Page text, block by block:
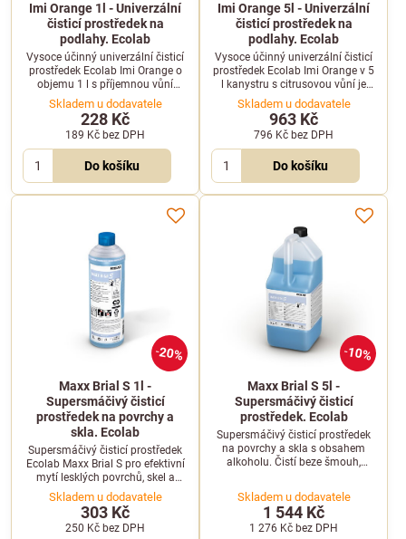
Imi Orange 1l - Univerzální
čisticí prostředek na
podlahy. Ecolab
Vysoce účinný univerzální čisticí
prostředek Ecolab Imi Orange o
objemu 1 l s příjemnou vůní
pomerančů je určen pro ruční
mytí podlah.
Skladem u dodavatele
228 Kč
189 Kč bez DPH
Do košíku
Imi Orange 5l - Univerzální
čisticí prostředek na
podlahy. Ecolab
Vysoce účinný univerzální čisticí
prostředek Ecolab Imi Orange v 5
l kanystru s citrusovou vůní je
ideální pro ruční mytí podlah.
Skladem u dodavatele
963 Kč
796 Kč bez DPH
Do košíku
20%
Maxx Brial S 1l -
Supersmáčivý čisticí
prostředek na povrchy a
skla. Ecolab
Supersmáčivý čisticí prostředek
Ecolab Maxx Brial S pro efektivní
mytí lesklých povrchů, skel a
podlah. Nabízí vysokou účinnost
již od nízkých koncentrací a
rychlé odstranění nečistot bez
šmouh.
Skladem u dodavatele
303 Kč
250 Kč bez DPH
10%
Maxx Brial S 5l -
Supersmáčivý čisticí
prostředek. Ecolab
Supersmáčivý čisticí prostředek
na povrchy a skla s obsahem
alkoholu. Čistí beze šmouh,
koncentrací.
Skladem u dodavatele
1 544 Kč
1 276 Kč bez DPH